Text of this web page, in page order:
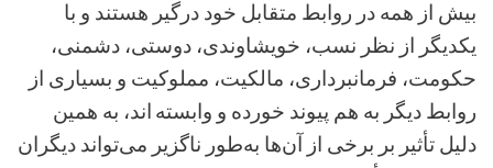
بیش از همه در روابط متقابل خود درگیر هستند و با
یکدیگر از نظر نسب، خویشاوندی، دوستی، دشمنی،
حکومت، فرمانبرداری، مالکیت، مملوکیت و بسیاری از
روابط دیگر به هم پیوند خورده و وابسته ‌اند، به همین
دلیل تأثیر بر برخی از آن‌ها به‌طور ناگزیر می‌تواند دیگران